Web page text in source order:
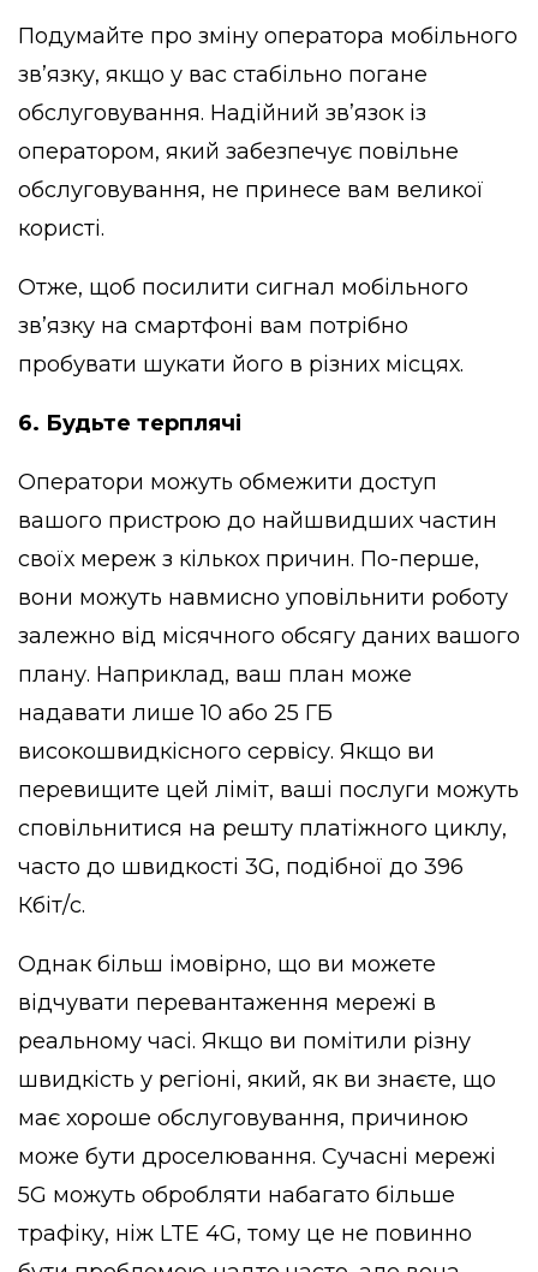
Подумайте про зміну оператора мобільного
зв’язку, якщо у вас стабільно погане
обслуговування. Надійний зв’язок із
оператором, який забезпечує повільне
обслуговування, не принесе вам великої
користі.
Отже, щоб посилити сигнал мобільного
зв’язку на смартфоні вам потрібно
пробувати шукати його в різних місцях.
6. Будьте терплячі
Оператори можуть обмежити доступ
вашого пристрою до найшвидших частин
своїх мереж з кількох причин. По-перше,
вони можуть навмисно уповільнити роботу
залежно від місячного обсягу даних вашого
плану. Наприклад, ваш план може
надавати лише 10 або 25 ГБ
високошвидкісного сервісу. Якщо ви
перевищите цей ліміт, ваші послуги можуть
сповільнитися на решту платіжного циклу,
часто до швидкості 3G, подібної до 396
Кбіт/с.
Однак більш імовірно, що ви можете
відчувати перевантаження мережі в
реальному часі. Якщо ви помітили різну
швидкість у регіоні, який, як ви знаєте, що
має хороше обслуговування, причиною
може бути дроселювання. Сучасні мережі
5G можуть обробляти набагато більше
трафіку, ніж LTE 4G, тому це не повинно